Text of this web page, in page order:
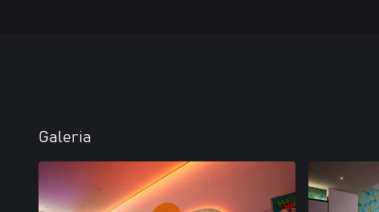
Galeria